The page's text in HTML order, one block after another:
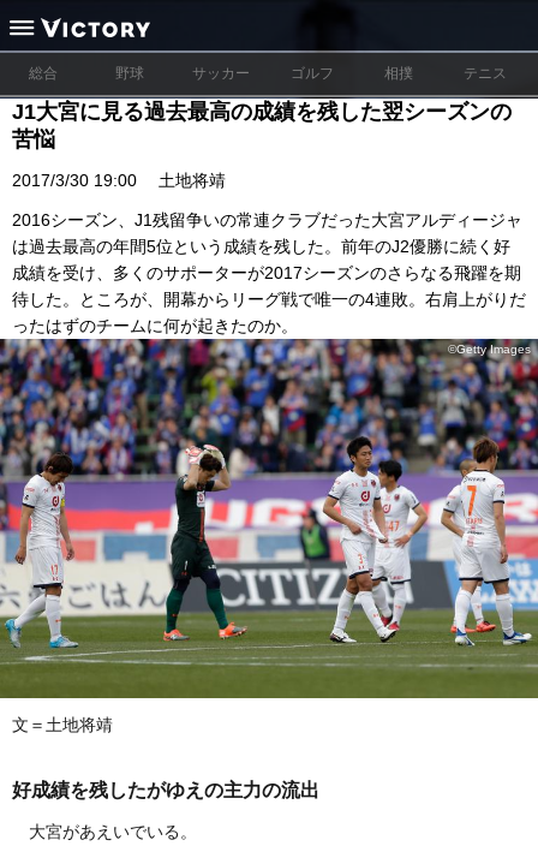
総合 野球 サッカー ゴルフ 相撲 テニス
J1大宮に見る過去最高の成績を残した翌シーズンの
苦悩
2017/3/30 19:00 土地将靖
2016シーズン、J1残留争いの常連クラブだった大宮アルディージャ
は過去最高の年間5位という成績を残した。前年のJ2優勝に続く好
成績を受け、多くのサポーターが2017シーズンのさらなる飛躍を期
待した。ところが、開幕からリーグ戦で唯一の4連敗。右肩上がりだ
ったはずのチームに何が起きたのか。
©Getty Images
文＝土地将靖
好成績を残したがゆえの主力の流出
大宮があえいでいる。